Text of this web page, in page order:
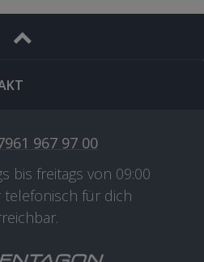
967 97 00
bis freitags von 09:00
telefonisch für dich